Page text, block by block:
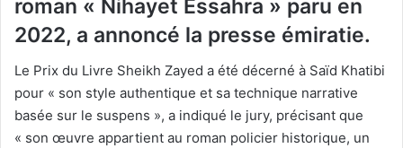
roman « Nihayet Essahra » paru en
2022, a annoncé la presse émiratie.
Le Prix du Livre Sheikh Zayed a été décerné à Saïd Khatibi
pour « son style authentique et sa technique narrative
basée sur le suspens », a indiqué le jury, précisant que
« son œuvre appartient au roman policier historique, un